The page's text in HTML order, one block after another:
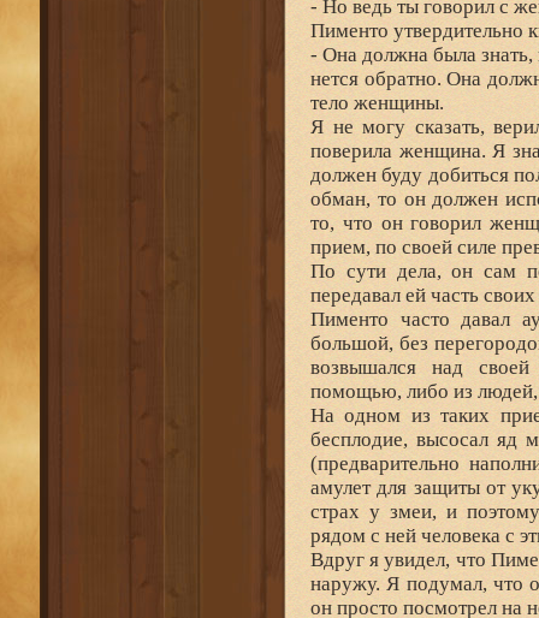
- Но ведь ты говорил с
Пименто утвердительно
- Она должна была знать,
нется обратно. Она
тело женщины.
Я не могу сказать,
поверила женщина. Я
должен буду добиться
обман, то он должен
то, что он говорил
прием, по своей силе
По сути дела, он сам
передавал ей часть
Пименто часто давал
большой, без
возвышался над
помощью, либо из людей,
На одном из таких
бесплодие, высосал яд
(предварительно
амулет для защиты от
страх у змеи, и
рядом с ней человека с
Вдруг я увидел, что
наружу. Я подумал, что
он просто посмотрел на